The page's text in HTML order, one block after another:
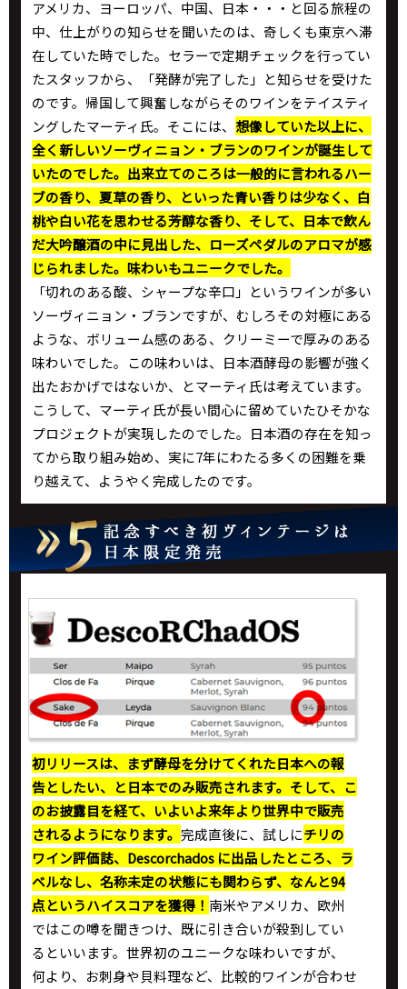
アメリカ、ヨーロッパ、中国、日本・・・と回る旅程の
中、仕上がりの知らせを聞いたのは、奇しくも東京へ滞
在していた時でした。セラーで定期チェックを行ってい
たスタッフから、「発酵が完了した」と知らせを受けた
のです。帰国して興奮しながらそのワインをテイスティ
ングしたマーティ氏。そこには、 想像していた以上に、
全く新しいソーヴィニョン・ブランのワインが誕生して
いたのでした。出来立てのころは一般的に言われるハー
ブの香り、夏草の香り、といった青い香りは少なく、白
桃や白い花を思わせる芳醇な香り、そして、日本で飲ん
だ大吟醸酒の中に見出した、ローズペダルのアロマが感
じられました。味わいもユニークでした。
「切れのある酸、シャープな辛口」というワインが多い
ソーヴィニョン・ブランですが、むしろその対極にある
ような、ボリューム感のある、クリーミーで厚みのある
味わいでした。この味わいは、日本酒酵母の影響が強く
出たおかげではないか、とマーティ氏は考えています。
こうして、マーティ氏が長い間心に留めていたひそかな
プロジェクトが実現したのでした。日本酒の存在を知っ
てから取り組み始め、実に7年にわたる多くの困難を乗
り越えて、ようやく完成したのです。
初リリースは、まず酵母を分けてくれた日本への報
告としたい、と日本でのみ販売されます。そして、こ
のお披露目を経て、いよいよ来年より世界中で販売
されるようになります。完成直後に、試しにチリの
ワイン評価誌、Descorchados に出品したところ、ラ
ベルなし、名称未定の状態にも関わらず、なんと94
点というハイスコアを獲得！ 南米やアメリカ、欧州
ではこの噂を聞きつけ、既に引き合いが殺到してい
るといいます。世界初のユニークな味わいですが、
何より、お刺身や貝料理など、比較的ワインが合わせ